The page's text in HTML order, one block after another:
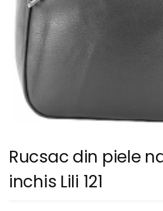
Rucsac din piele
inchis Lili 121